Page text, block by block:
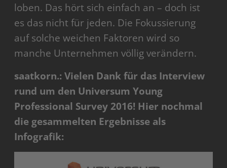
loben. Das hört sich einfach an – doch ist
es das nicht für jeden. Die Fokussierung
auf solche weichen Faktoren wird so
manche Unternehmen völlig verändern.
saatkorn.: Vielen Dank für das Interview
rund um den Universum Young
Professional Survey 2016! Hier nochmal
die gesammelten Ergebnisse als
Infografik: